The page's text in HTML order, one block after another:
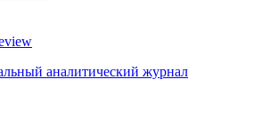
аналитический журнал